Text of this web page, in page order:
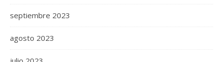
septiembre 2023
agosto 2023